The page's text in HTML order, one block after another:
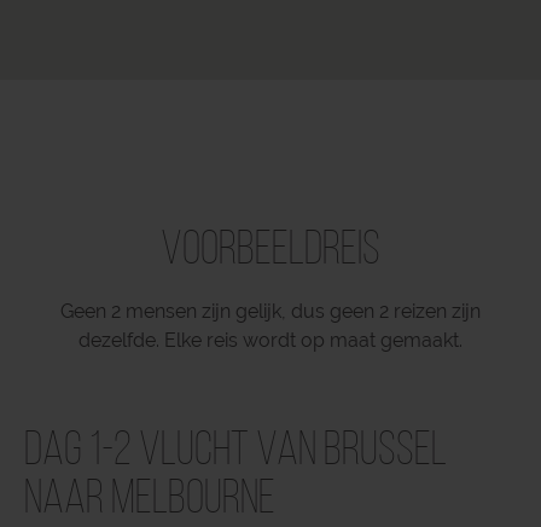
Voorbeeldreis
Geen 2 mensen zijn gelijk, dus geen 2 reizen zijn
dezelfde. Elke reis wordt op maat gemaakt.
Dag 1-2 Vlucht van Brussel
naar Melbourne